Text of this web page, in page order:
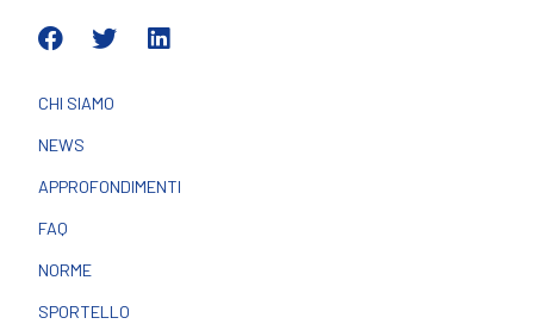
CHI SIAMO
NEWS
APPROFONDIMENTI
FAQ
NORME
SPORTELLO